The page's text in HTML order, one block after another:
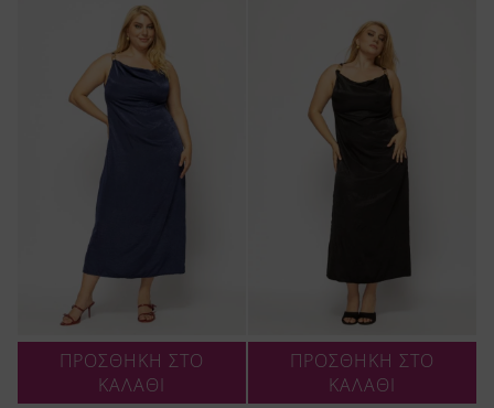
ΠΡΟΣΘΗΚΗ ΣΤΟ
ΚΑΛΑΘΙ
ΠΡΟΣΘΗΚΗ ΣΤΟ
ΚΑΛΑΘΙ